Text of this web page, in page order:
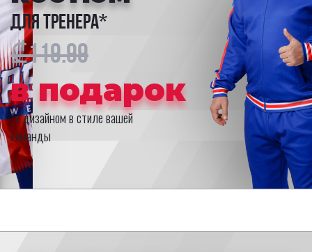
для тренера*
₾119.99
в подарок
*с дизайном в стиле вашей
команды